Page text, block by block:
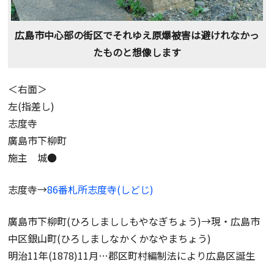
広島市中心部の街区でそれゆえ原爆被害は避けれなかっ
たものと想像します
＜右面＞
左(指差し)
志度寺
廣島市下柳町
施主 城●
志度寺→86番札所志度寺(しどじ)
廣島市下柳町(ひろしまししもやなぎちょう)→現・広島市
中区銀山町(ひろしましなかくかなやまちょう)
明治11年(1878)11月…郡区町村編制法により広島区誕生